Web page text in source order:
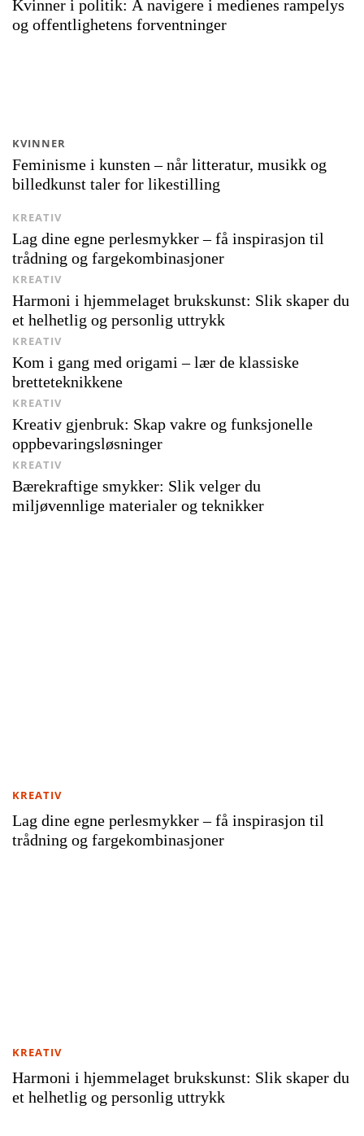
Kvinner i politik: Å navigere i medienes rampelys
og offentlighetens forventninger
Feminisme i kunsten – når litteratur, musikk og
billedkunst taler for likestilling
KVINNER
Lag dine egne perlesmykker – få inspirasjon til
trådning og fargekombinasjoner
KREATIV
Harmoni i hjemmelaget brukskunst: Slik skaper du
et helhetlig og personlig uttrykk
KREATIV
Kom i gang med origami – lær de klassiske
bretteteknikkene
KREATIV
Kreativ gjenbruk: Skap vakre og funksjonelle
oppbevaringsløsninger
KREATIV
Bærekraftige smykker: Slik velger du
miljøvennlige materialer og teknikker
KREATIV
Lag dine egne perlesmykker – få inspirasjon til
trådning og fargekombinasjoner
KREATIV
Harmoni i hjemmelaget brukskunst: Slik skaper du
et helhetlig og personlig uttrykk
KREATIV